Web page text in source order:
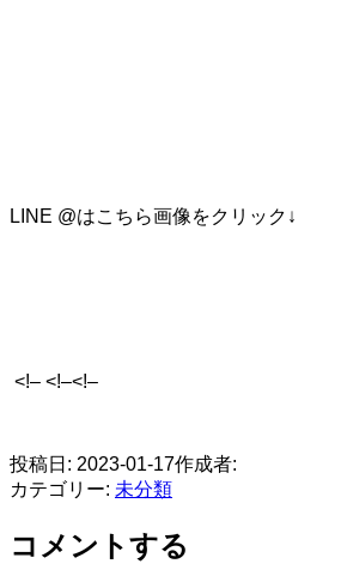
LINE @はこちら画像をクリック↓
<!– <!–<!–
投稿日: 2023-01-17作成者:
カテゴリー: 未分類
コメントする